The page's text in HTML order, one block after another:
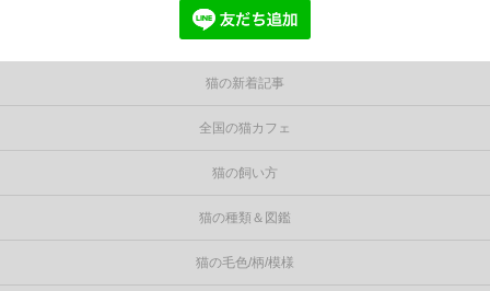
猫の新着記事
全国の猫カフェ
猫の飼い方
猫の種類＆図鑑
猫の毛色/柄/模様